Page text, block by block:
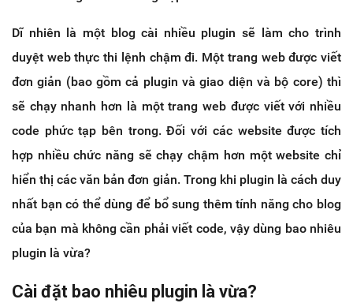
Dĩ nhiên là một blog cài nhiều plugin sẽ làm cho trình
duyệt web thực thi lệnh chậm đi. Một trang web được viết
đơn giản (bao gồm cả plugin và giao diện và bộ core) thì
sẽ chạy nhanh hơn là một trang web được viết với nhiều
code phức tạp bên trong. Đối với các website được tích
hợp nhiều chức năng sẽ chạy chậm hơn một website chỉ
hiển thị các văn bản đơn giản. Trong khi plugin là cách duy
nhất bạn có thể dùng để bổ sung thêm tính năng cho blog
của bạn mà không cần phải viết code, vậy dùng bao nhiêu
plugin là vừa?
Cài đặt bao nhiêu plugin là vừa?